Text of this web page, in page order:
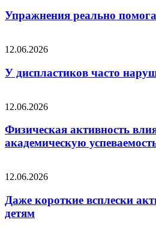
Упражнения реально
12.06.2026
У диспластиков часто
12.06.2026
Физическая активность
академическую
12.06.2026
Даже короткие всплески
детям